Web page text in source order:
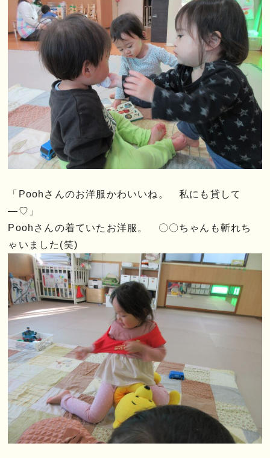
「Poohさんのお洋服かわいいね。 私にも貸して
―♡」
Poohさんの着ていたお洋服。 〇〇ちゃんも斬れち
ゃいました(笑)